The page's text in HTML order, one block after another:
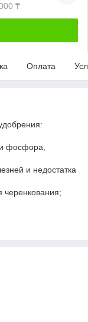
₸
Оплата
фосфора,
и недостатка
черенкования;